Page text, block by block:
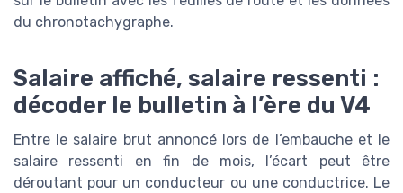
du chronotachygraphe.
Salaire affiché, salaire ressenti :
décoder le bulletin à l’ère du V4
Entre le salaire brut annoncé lors de l’embauche et le
salaire ressenti en fin de mois, l’écart peut être
déroutant pour un conducteur ou une conductrice. Le